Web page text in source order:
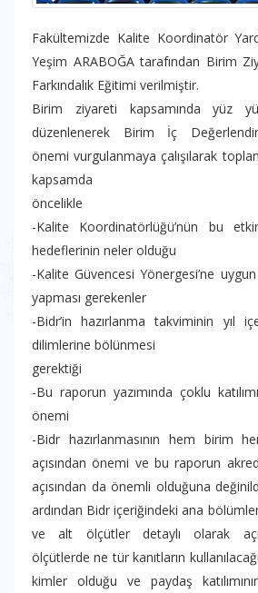
Fakültemizde Kalite Koordinatör
Yeşim ARABOĞA tarafından Birim
Farkındalık Eğitimi verilmiştir.
Birim ziyareti kapsamında yüz
düzenlenerek Birim İç
önemi vurgulanmaya çalışılarak
kapsamda
öncelikle
-Kalite Koordinatörlüğü’nün bu
hedeflerinin neler olduğu
-Kalite Güvencesi Yönergesi’ne
yapması gerekenler
-Bidr’in hazırlanma takviminin yıl
dilimlerine bölünmesi
gerektiği
-Bu raporun yazımında çoklu
önemi
-Bidr hazırlanmasının hem birim
açısından önemi ve bu raporun
açısından da önemli olduğuna
ardından Bidr içeriğindeki ana
ve alt ölçütler detaylı olarak
ölçütlerde ne tür kanıtların
kimler olduğu ve paydaş